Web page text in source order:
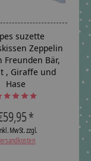
suzette
Zeppelin
Freunden Bär,
, Giraffe und
Hase
of this product is
*
MwSt. zzgl.